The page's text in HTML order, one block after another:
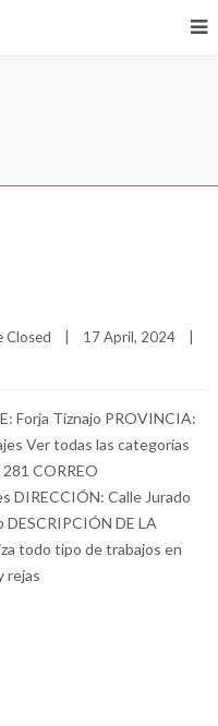
Closed 17 April, 2024
Forja Tiznajo PROVINCIA:
Ver todas las categorías
CORREO
DIRECCIÓN: Calle Jurado
DESCRIPCIÓN DE LA
todo tipo de trabajos en
rejas